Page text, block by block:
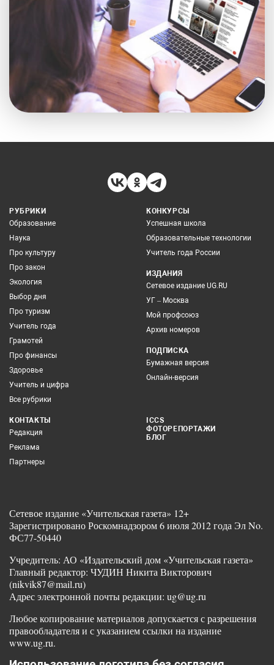
РУБРИКИ
Образование
Наука
Про культуру
Про закон
Экология
Выбор дня
Про туризм
Учитель года
Грамотей
Про финансы
Здоровье
Учитель и цифра
Все рубрики
КОНКУРСЫ
Успешная школа
Образовательные технологии
Учитель года России
ИЗДАНИЯ
Сетевое издание UG.RU
УГ – Москва
Мой профсоюз
Архив номеров
ПОДПИСКА
Бумажная версия
Онлайн-версия
КОНТАКТЫ
Редакция
Реклама
Партнеры
ICCS
ФОТОРЕПОРТАЖИ
БЛОГ
Сетевое издание «Учительская газета» 12+
Зарегистрировано Роскомнадзором 6 июля 2012 года Эл No.
ФС77-50440
Учредитель: АО «Издательский дом «Учительская газета»
Главный редактор: ЧУДИН Никита Викторович
(nikvik87@mail.ru)
Адрес электронной почты редакции: ug@ug.ru
Любое копирование материалов допускается с разрешения
правообладателя и с указанием ссылки на издание
www.ug.ru.